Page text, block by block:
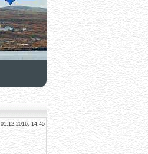
01.12.2016, 14:45